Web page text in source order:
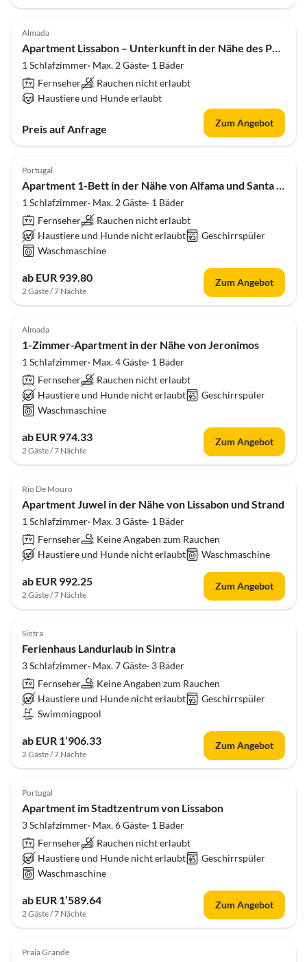
Almada
Apartment Lissabon – Unterkunft in der Nähe des Palastes
1 Schlafzimmer· Max. 2 Gäste· 1 Bäder
Fernseher
Rauchen nicht erlaubt
Haustiere und Hunde erlaubt
Preis auf Anfrage Zum Angebot
Portugal
Apartment 1-Bett in der Nähe von Alfama und Santa Apolónia
1 Schlafzimmer· Max. 2 Gäste· 1 Bäder
Fernseher
Rauchen nicht erlaubt
Haustiere und Hunde nicht erlaubt
Geschirrspüler
Waschmaschine
ab EUR 939.80
2 Gäste / 7 Nächte
Zum Angebot
Almada
1-Zimmer-Apartment in der Nähe von Jeronimos
1 Schlafzimmer· Max. 4 Gäste· 1 Bäder
Fernseher
Rauchen nicht erlaubt
Haustiere und Hunde nicht erlaubt
Geschirrspüler
Waschmaschine
ab EUR 974.33
2 Gäste / 7 Nächte
Zum Angebot
Rio De Mouro
Apartment Juwel in der Nähe von Lissabon und Strand
1 Schlafzimmer· Max. 3 Gäste· 1 Bäder
Fernseher
Keine Angaben zum Rauchen
Haustiere und Hunde nicht erlaubt
Waschmaschine
ab EUR 992.25
2 Gäste / 7 Nächte
Zum Angebot
Sintra
Ferienhaus Landurlaub in Sintra
3 Schlafzimmer· Max. 7 Gäste· 3 Bäder
Fernseher
Keine Angaben zum Rauchen
Haustiere und Hunde nicht erlaubt
Geschirrspüler
Swimmingpool
ab EUR 1’906.33
2 Gäste / 7 Nächte
Zum Angebot
Portugal
Apartment im Stadtzentrum von Lissabon
3 Schlafzimmer· Max. 6 Gäste· 1 Bäder
Fernseher
Rauchen nicht erlaubt
Haustiere und Hunde nicht erlaubt
Geschirrspüler
Waschmaschine
ab EUR 1’589.64
2 Gäste / 7 Nächte
Zum Angebot
Praia Grande